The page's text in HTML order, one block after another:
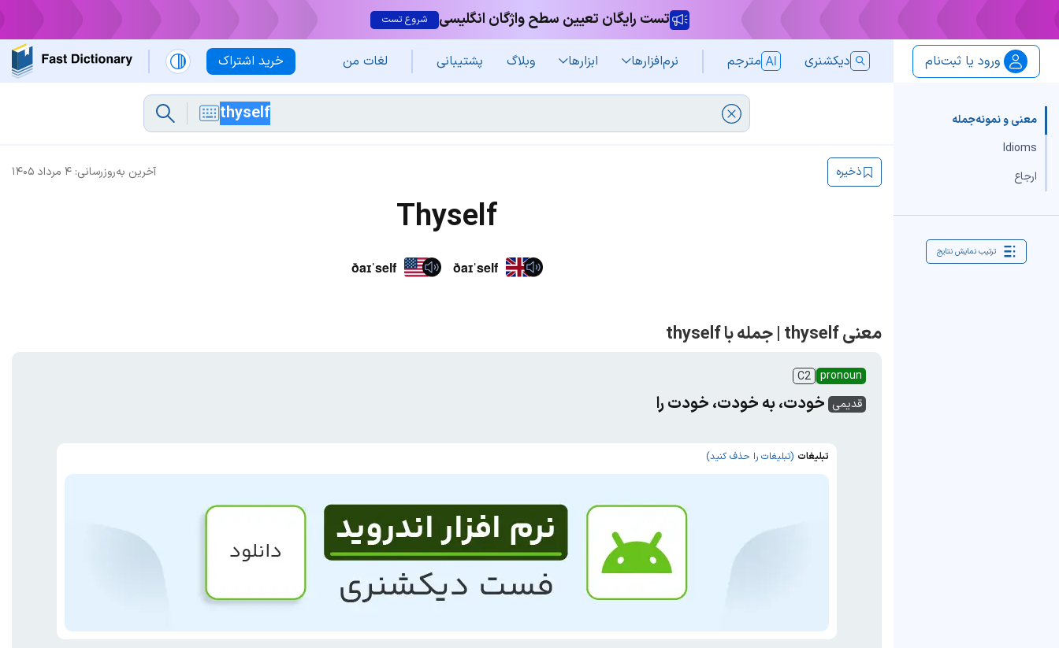
تست رایگان تعیین سطح واژگان انگلیسی شروع تست
خرید اشتراک ورود یا ثبت‌نام دیکشنری مترجم نرم‌افزار‌ها ابزارها وبلاگ پشتیبانی لغات من
معنی و نمونه‌جمله
Idioms
ارجاع
ترتیب نمایش نتایج
آخرین به‌روزرسانی: ۴ مرداد ۱۴۰۵ ذخیره
Thyself
ðaɪˈself ðaɪˈself
معنی thyself | جمله با thyself
pronoun
C2
قدیمی خودت، به خودت، خودت را
تبلیغات (تبلیغات را حذف کنید)